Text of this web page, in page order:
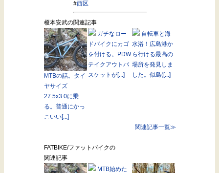
#西区
榎本安武の関連記事
MTBの話。タイ
ヤサイズ
27.5x3.0に乗
る。普通にかっ
こいい[...]
ガチなロー
ドバイクにカゴ
を付ける。PDW
テイクアウトバ
スケットが[...]
自転車と海
水浴！広島港か
ら行ける最高の
場所を発見しま
した。似島([...]
関連記事一覧≫
FATBIKE/ファットバイクの
関連記事
MTB始めた